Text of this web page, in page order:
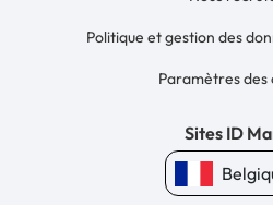
Politique et gestion des
Paramètres des
Sites ID